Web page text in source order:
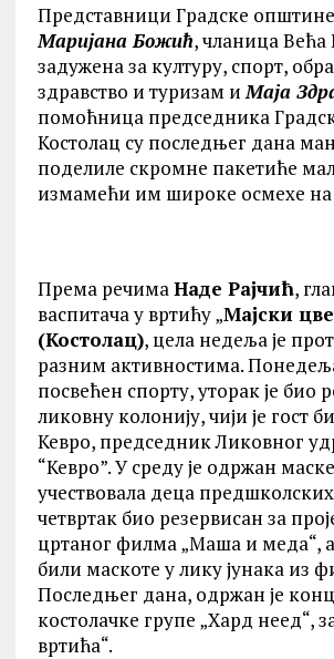
Представници Градске
Маријана Божић, чланица Већа
задужена за културу, спорт,
здравство и туризам и Маја
помоћница председника
Костолац су последњег дана
поделиле скромне пакетиће
измамећи им широке осмехе
Према речима Наде Рајчић,
васпитача у вртићу „Мајски
(Костолац), цела недеља је
разним активностима.
посвећен спорту, уторак је био
ликовну колонију, чији је гост
Кевро, председник Ликовног
“Кевро”. У среду је одржан
учествовала деца
четвртак био резервисан за
цртаног филма „Маша и меда“, а
били маскоте у лику јунака из
Последњег дана, одржан је
костолачке групе „Хард неед“,
вртића“.